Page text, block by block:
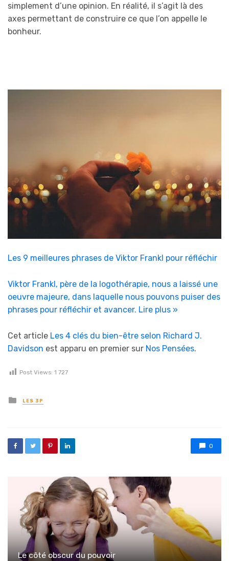
simplement d’une opinion. En réalité, il s’agit là des
axes permettant de construire ce que l’on appelle le
bonheur.
Les 9 meilleures phrases de Viktor Frankl pour réfléchir
Viktor Frankl, père de la logothérapie, nous a laissé une
oeuvre majeure, dans laquelle nous pouvons puiser des
phrases pour réfléchir et avancer. Lire plus »
Cet article Les 4 clés du bien-être selon Richard J.
Davidson est apparu en premier sur Nos Pensées.
Post Views: 1 727
Posted in
LES 3P
0
Le côté obscur du pouvoir